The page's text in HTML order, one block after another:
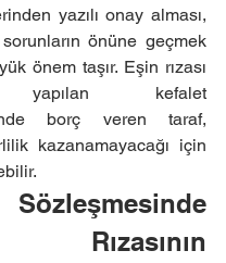
yazılı onay alması,
önüne geçmek
önem taşır. Eşin rızası
yapılan kefalet
borç veren taraf,
kazanamayacağı için